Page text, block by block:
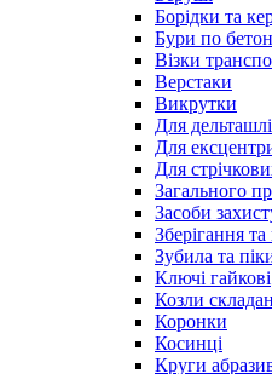
Борідки та
Бури по
Візки
Верстаки
Викрутки
Для
Для
Для
Загального
Засоби
Зберігання
Зубила та
Ключі гайкові
Козли
Коронки
Косинці
Круги